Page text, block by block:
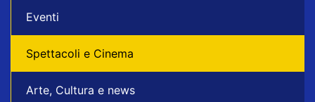
Eventi
Spettacoli e Cinema
Arte, Cultura e news